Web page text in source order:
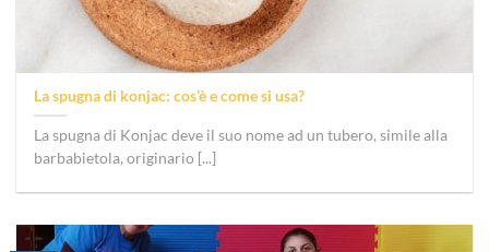
La spugna di konjac: cos’è e come si usa?
La spugna di Konjac deve il suo nome ad un tubero, simile alla
barbabietola, originario [...]